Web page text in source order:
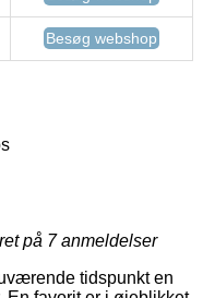
Besøg webshop
på 7anmeldelser
tidspunkt en